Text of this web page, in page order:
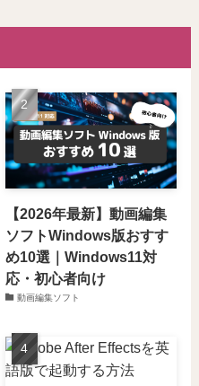
【2026年最新】動画編集
ソフトWindows版おすす
め10選｜Windows11対
応・初心者向け
動画編集ソフト